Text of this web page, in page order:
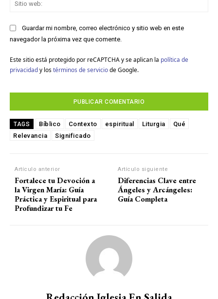
Guardar mi nombre, correo electrónico y sitio web en este
navegador la próxima vez que comente.
Este sitio está protegido por reCAPTCHA y se aplican la política de
privacidady los términos de serviciode Google.
TAGS Bíblico Contexto espiritual Liturgia
Qué
Relevancia
Significado
Artículo anterior
Fortalece tu Devoción a
la Virgen María: Guía
Práctica y Espiritual para
Profundizar tu Fe
Artículo siguiente
Diferencias Clave entre
Ángeles y Arcángeles:
Guía Completa